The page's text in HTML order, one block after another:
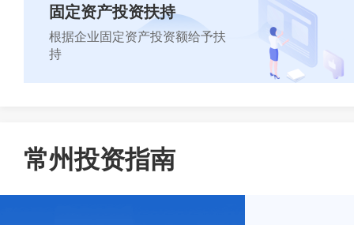
立即咨询
固定资产投资扶持
根据企业固定资产投资额给予扶
持
常州投资指南